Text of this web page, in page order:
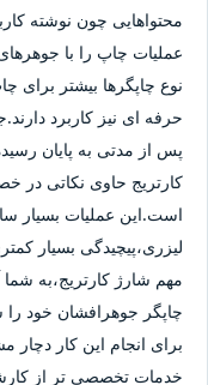
محتواهایی چون نوشته
عملیات چاپ را با
نوع چاپگرها بیشتر
حرفه ای نیز کاربرد
پس از مدتی به پایان
کارتریج حاوی نکاتی در
است.این عملیات بسیار
لیزری،پیچیدگی بسیار
مهم شارژ کارتریج،به
چاپگر جوهرافشان خود را
برای انجام این کار دچار
خدمات تخصصی تر از